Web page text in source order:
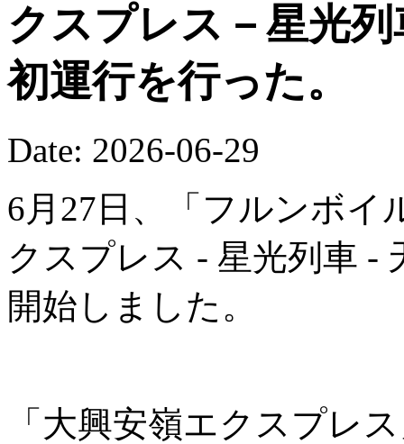
クスプレス－星光
初運行を行った。
Date: 2026-06-29
6月27日、「フルンボイ
クスプレス - 星光列車 -
開始しました。
「大興安嶺エクスプレ